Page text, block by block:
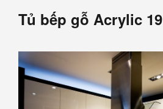
Tủ bếp gỗ Acrylic 19